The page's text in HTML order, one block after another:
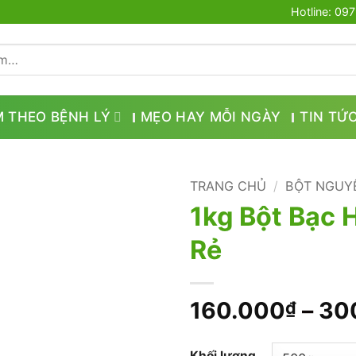
Hotline:
THEO BỆNH LÝ MẸO HAY MỖI NGÀY TIN
TRANG CHỦ / BỘT
1kg Bột Bạc
Rẻ
160.000₫ –